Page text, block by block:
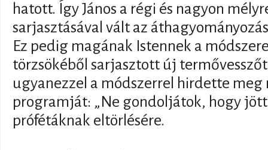
hatott. Így János a régi és nagyon
sarjasztásával vált az
Ez pedig magának Istennek a
törzsökéből sarjasztott új
ugyanezzel a módszerrel hirdette meg
programját: „Ne gondoljátok, hogy
prófétáknak eltörlésére.